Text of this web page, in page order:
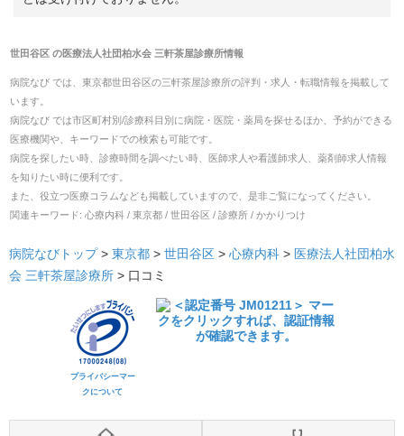
世田谷区 の医療法人社団柏水会 三軒茶屋診療所情報
病院なび では、 東京都世田谷区の三軒茶屋診療所の評判・求人・転職情報を掲載して
います。
病院なび では市区町村別/診療科目別に病院・医院・薬局を探せるほか、予約ができる
医療機関や、キーワードでの検索も可能です。
病院を探したい時、診療時間を調べたい時、医師求人や看護師求人、薬剤師求人情報
を知りたい時に便利です。
また、役立つ医療コラムなども掲載していますので、是非ご覧になってください。
関連キーワード: 心療内科 / 東京都 / 世田谷区 / 診療所 / かかりつけ
病院なびトップ > 東京都 > 世田谷区 > 心療内科 > 医療法人社団柏水
会 三軒茶屋診療所 > 口コミ
プライバシーマー
クについて